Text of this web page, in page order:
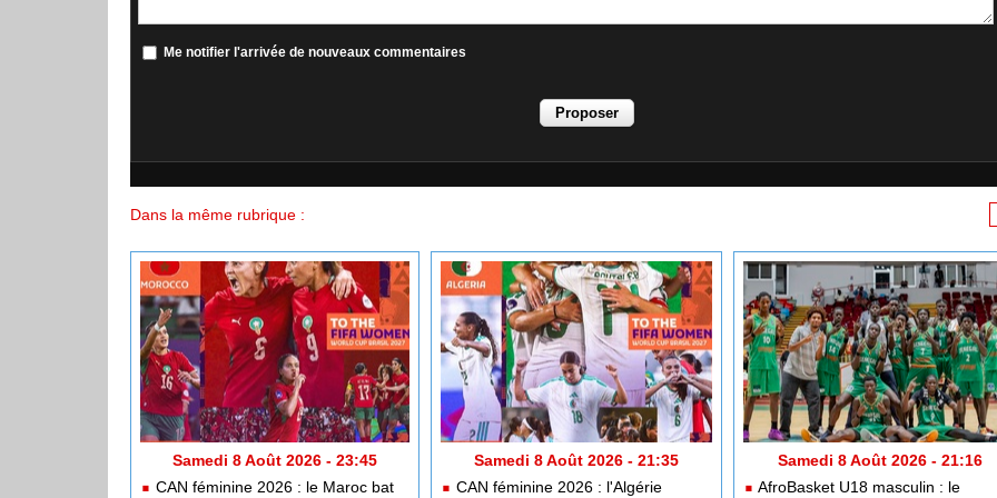
Me notifier l'arrivée de nouveaux commentaires
Dans la même rubrique :
Samedi 8 Août 2026 - 23:45
CAN féminine 2026 : le Maroc bat
Samedi 8 Août 2026 - 21:35
CAN féminine 2026 : l'Algérie
Samedi 8 Août 2026 - 21:16
AfroBasket U18 masculin : le